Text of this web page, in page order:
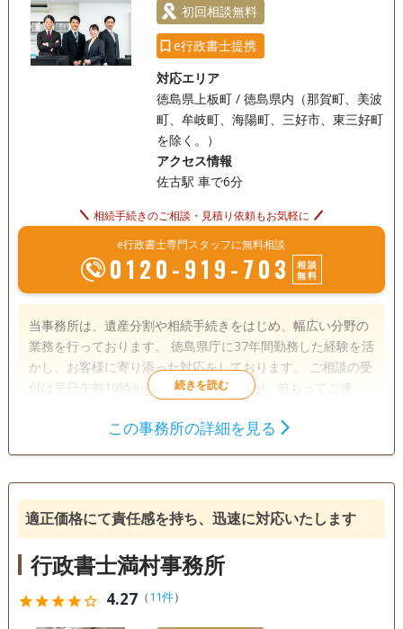
初回相談無料
e行政書士提携
対応エリア
徳島県上板町 / 徳島県内（那賀町、美波
町、牟岐町、海陽町、三好市、東三好町
を除く。）
アクセス情報
佐古駅 車で6分
相続手続きのご相談・見積り依頼もお気軽に
e行政書士専門スタッフに無料相談
0120-919-703
相談
無料
当事務所は、遺産分割や相続手続きをはじめ、幅広い分野の
業務を行っております。 徳島県庁に37年間勤務した経験を活
かし、お客様に寄り添った対応をしております。 ご相談の受
付は平日午前10時から午後6時までですが、前もってご連絡
も無料ですのでお気軽にご相談ください。
遺産分割
相続人調査
電話相談可 訪問可 土日相談可 初回相談無料
この事務所の詳細を見る
適正価格にて責任感を持ち、迅速に対応いたします
行政書士満村事務所
starstarstarstarstar_outline 4.27（11件）